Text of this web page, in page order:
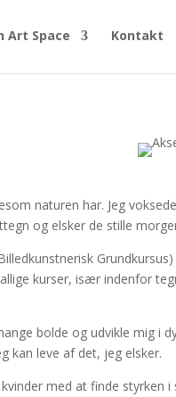
Art Space Kontakt
naturen har. Jeg
og elsker de stille
kurser, især indenfor
bolde og udvikle mig i
kan leve af det, jeg elsker.
med at finde styrken